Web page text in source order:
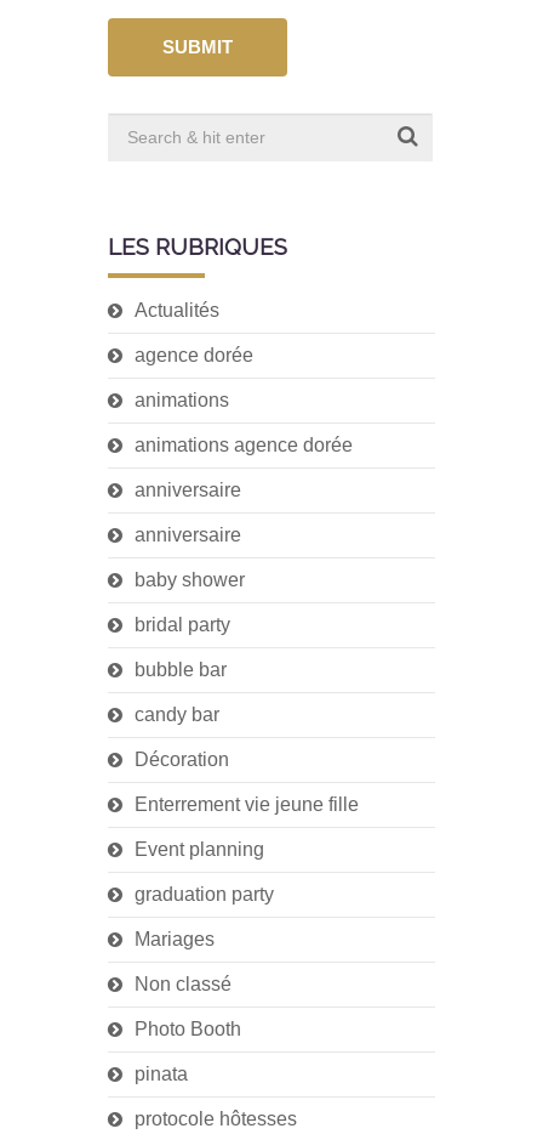
LES RUBRIQUES
Actualités
agence dorée
animations
animations agence dorée
anniversaire
anniversaire
baby shower
bridal party
bubble bar
candy bar
Décoration
Enterrement vie jeune fille
Event planning
graduation party
Mariages
Non classé
Photo Booth
pinata
protocole hôtesses